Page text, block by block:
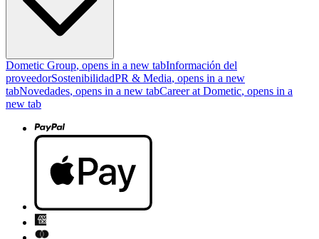
Dometic Group, opens in a new tabInformación del
proveedorSostenibilidadPR & Media, opens in a new
tabNovedades, opens in a new tabCareer at Dometic, opens in a
new tab